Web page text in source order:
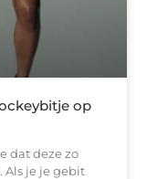
op
dat deze zo
je je gebit